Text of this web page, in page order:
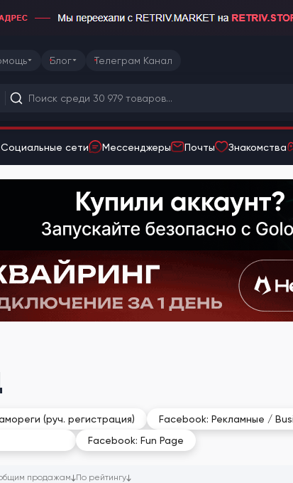
Блог Телеграм Канал
Социальные сети Мессенджеры Почты Знакомства
(руч. регистрация) Facebook: Рекламные /
Facebook: Fun Page
продажам По рейтингу